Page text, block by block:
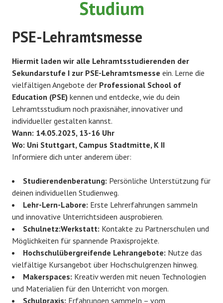
Studium
PSE-Lehramtsmesse
Hiermit laden wir alle Lehramtsstudierenden der
Sekundarstufe I zur PSE-Lehramtsmesse ein. Lerne die
vielfältigen Angebote der Professional School of
Education (PSE) kennen und entdecke, wie du dein
Lehramtsstudium noch praxisnäher, innovativer und
individueller gestalten kannst.
Wann: 14.05.2025, 13-16 Uhr
Wo: Uni Stuttgart, Campus Stadtmitte, K II
Informiere dich unter anderem über:
Studierendenberatung: Persönliche Unterstützung für
deinen individuellen Studienweg.
Lehr-Lern-Labore: Erste Lehrerfahrungen sammeln
und innovative Unterrichtsideen ausprobieren.
Schulnetz:Werkstatt: Kontakte zu Partnerschulen und
Möglichkeiten für spannende Praxisprojekte.
Hochschulübergreifende Lehrangebote: Nutze das
vielfältige Kursangebot über Hochschulgrenzen hinweg.
Makerspaces: Kreativ werden mit neuen Technologien
und Materialien für den Unterricht von morgen.
Schulpraxis: Erfahrungen sammeln – vom